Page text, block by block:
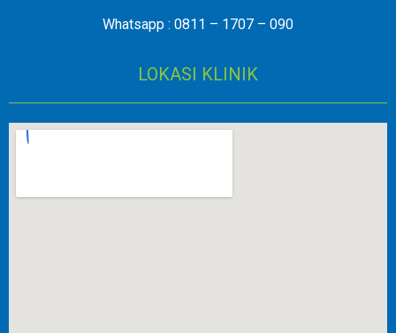
Whatsapp : 0811 – 1707 – 090
LOKASI KLINIK